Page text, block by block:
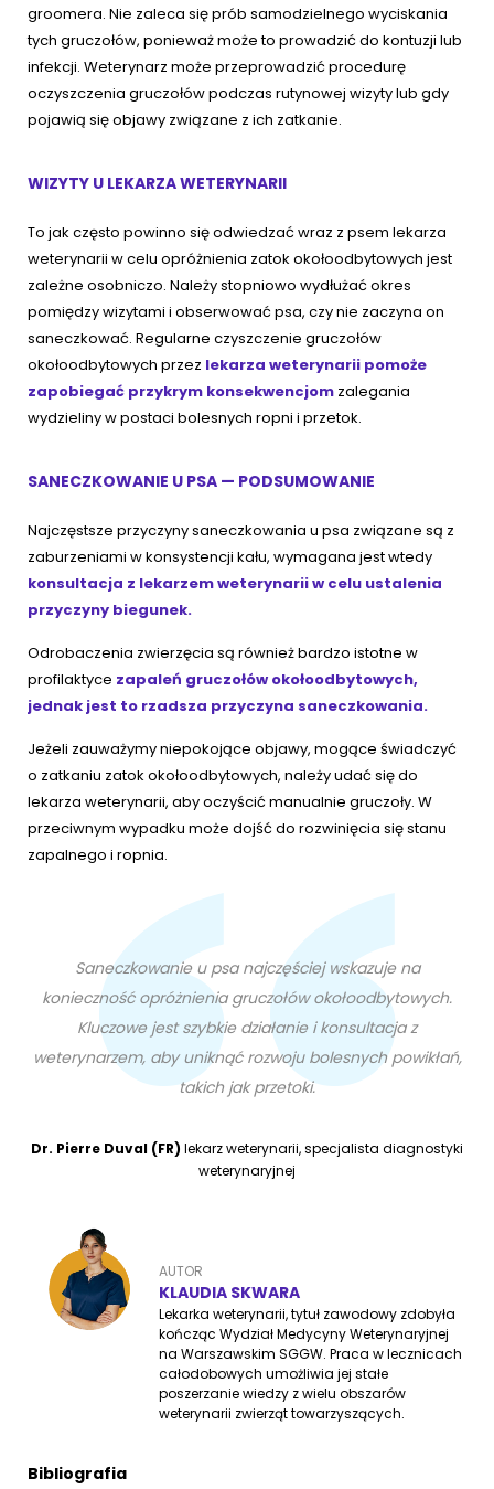
groomera. Nie zaleca się prób samodzielnego wyciskania
tych gruczołów, ponieważ może to prowadzić do kontuzji lub
infekcji. Weterynarz może przeprowadzić procedurę
oczyszczenia gruczołów podczas rutynowej wizyty lub gdy
pojawią się objawy związane z ich zatkanie.
WIZYTY U LEKARZA WETERYNARII
To jak często powinno się odwiedzać wraz z psem lekarza
weterynarii w celu opróżnienia zatok okołoodbytowych jest
zależne osobniczo. Należy stopniowo wydłużać okres
pomiędzy wizytami i obserwować psa, czy nie zaczyna on
saneczkować. Regularne czyszczenie gruczołów
okołoodbytowych przez lekarza weterynarii pomoże
zapobiegać przykrym konsekwencjom zalegania
wydzieliny w postaci bolesnych ropni i przetok.
SANECZKOWANIE U PSA — PODSUMOWANIE
Najczęstsze przyczyny saneczkowania u psa związane są z
zaburzeniami w konsystencji kału, wymagana jest wtedy
konsultacja z lekarzem weterynarii w celu ustalenia
przyczyny biegunek.
Odrobaczenia zwierzęcia są również bardzo istotne w
profilaktyce zapaleń gruczołów okołoodbytowych,
jednak jest to rzadsza przyczyna saneczkowania.
Jeżeli zauważymy niepokojące objawy, mogące świadczyć
o zatkaniu zatok okołoodbytowych, należy udać się do
lekarza weterynarii, aby oczyścić manualnie gruczoły. W
przeciwnym wypadku może dojść do rozwinięcia się stanu
zapalnego i ropnia.
Saneczkowanie u psa najczęściej wskazuje na
konieczność opróżnienia gruczołów okołoodbytowych.
Kluczowe jest szybkie działanie i konsultacja z
weterynarzem, aby uniknąć rozwoju bolesnych powikłań,
takich jak przetoki.
Dr. Pierre Duval (FR) lekarz weterynarii, specjalista diagnostyki
weterynaryjnej
AUTOR
KLAUDIA SKWARA
Lekarka weterynarii, tytuł zawodowy zdobyła
kończąc Wydział Medycyny Weterynaryjnej
na Warszawskim SGGW. Praca w lecznicach
całodobowych umożliwia jej stałe
poszerzanie wiedzy z wielu obszarów
weterynarii zwierząt towarzyszących.
Bibliografia